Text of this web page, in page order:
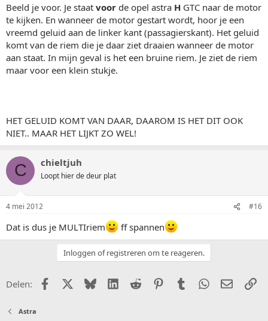
Beeld je voor. Je staat voor de opel astra H GTC naar de motor
te kijken. En wanneer de motor gestart wordt, hoor je een
vreemd geluid aan de linker kant (passagierskant). Het geluid
komt van de riem die je daar ziet draaien wanneer de motor
aan staat. In mijn geval is het een bruine riem. Je ziet de riem
maar voor een klein stukje.
HET GELUID KOMT VAN DAAR, DAAROM IS HET DIT OOK
NIET.. MAAR HET LIJKT ZO WEL!
C chieltjuh
Loopt hier de deur plat
4 mei 2012 #16
Dat is dus je MULTIriem ff spannen
Inloggen of registreren om te reageren.
Delen: FacebookX (Twitter)
BlueskyLinkedIn
Reddit PinterestTumblr WhatsApp
E-mail
Astra